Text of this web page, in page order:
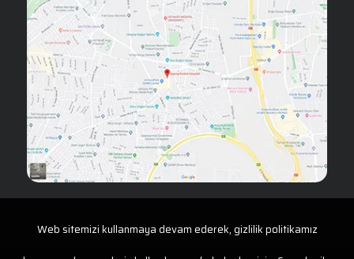
Web sitemizi kullanmaya devam ederek, gizlilik politikamız